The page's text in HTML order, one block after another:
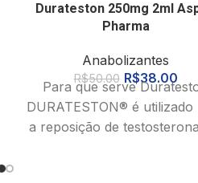
Durateston 250mg 2ml
Pharma
Anabolizantes
R$50.00 R$38.00
Para que serve
DURATESTON® é utilizado
a reposição de